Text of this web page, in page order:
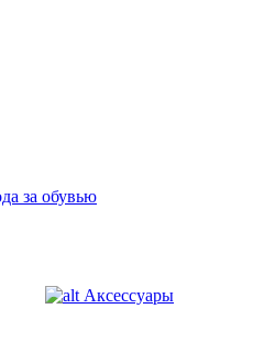
за обувью
Аксессуары